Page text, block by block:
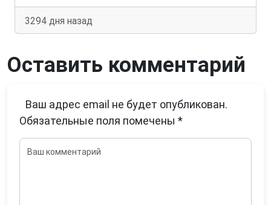
3294 дня назад
Оставить комментарий
Ваш адрес email не будет опубликован.
Обязательные поля помечены *